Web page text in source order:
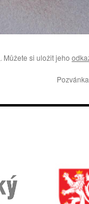
. Můžete si uložit jeho